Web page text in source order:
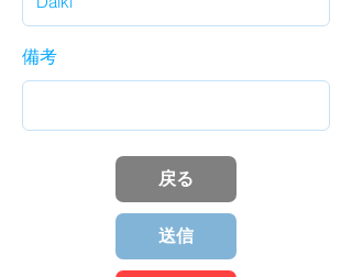
備考
戻る
送信